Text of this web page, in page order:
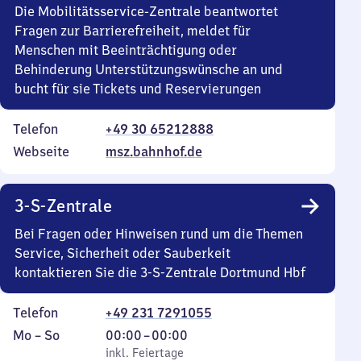
Die Mobilitätsservice-Zentrale beantwortet
Fragen zur Barrierefreiheit, meldet für
Menschen mit Beeinträchtigung oder
Behinderung Unterstützungswünsche an und
bucht für sie Tickets und Reservierungen
Telefon
+49 30 65212888
Webseite
msz.bahnhof.de
3-S-Zentrale
Bei Fragen oder Hinweisen rund um die Themen
Service, Sicherheit oder Sauberkeit
kontaktieren Sie die 3-S-Zentrale Dortmund Hbf
Telefon
+49 231 7291055
Montag
Mo – So,
inkl. Feiertage
00:00–00:00
Von
0
inkl. Feiertage